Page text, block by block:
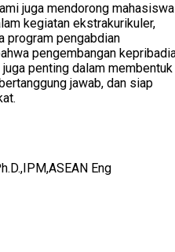
juga mendorong mahasiswa
kegiatan ekstrakurikuler,
program pengabdian
pengembangan
penting dalam membentuk
jawab, dan siap
Eng